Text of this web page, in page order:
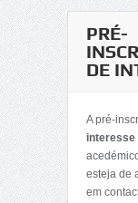
PRÉ-
DE
A pré-
interesse
esteja de
em